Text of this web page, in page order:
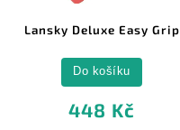
Lansky Deluxe Easy Grip
448 Kč
Do košíku